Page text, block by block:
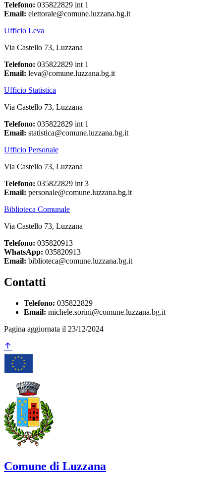
Telefono: 035822829 int 1
Email: elettorale@comune.luzzana.bg.it
Ufficio Leva
Via Castello 73, Luzzana
Telefono: 035822829 int 1
Email: leva@comune.luzzana.bg.it
Ufficio Statistica
Via Castello 73, Luzzana
Telefono: 035822829 int 1
Email: statistica@comune.luzzana.bg.it
Ufficio Personale
Via Castello 73, Luzzana
Telefono: 035822829 int 3
Email: personale@comune.luzzana.bg.it
Biblioteca Comunale
Via Castello 73, Luzzana
Telefono: 035820913
WhatsApp: 035820913
Email: biblioteca@comune.luzzana.bg.it
Contatti
Telefono: 035822829
Email: michele.sorini@comune.luzzana.bg.it
Pagina aggiornata il 23/12/2024
Comune di Luzzana